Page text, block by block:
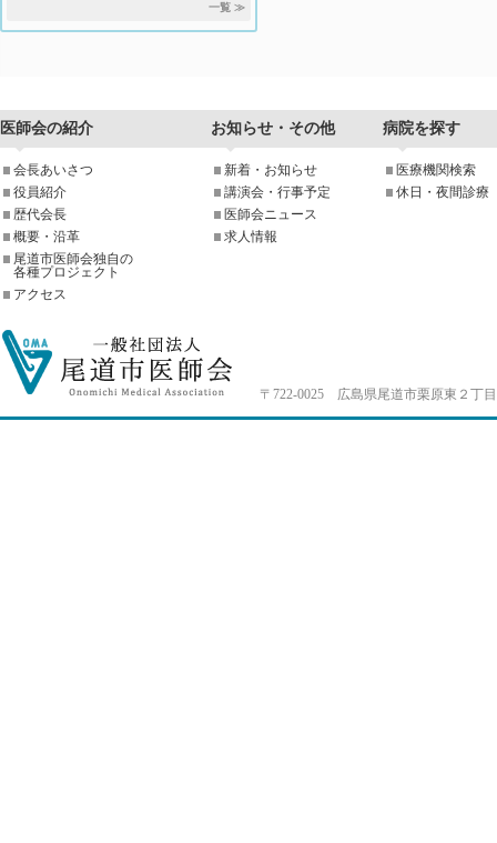
一覧 ≫
医師会の紹介 お知らせ・その他 病院を探す
会長あいさつ
役員紹介
歴代会長
概要・沿革
尾道市医師会独自の
各種プロジェクト
アクセス
新着・お知らせ
講演会・行事予定
医師会ニュース
求人情報
医療機関検索
休日・夜間診療
〒722-0025 広島県尾道市栗原東２丁